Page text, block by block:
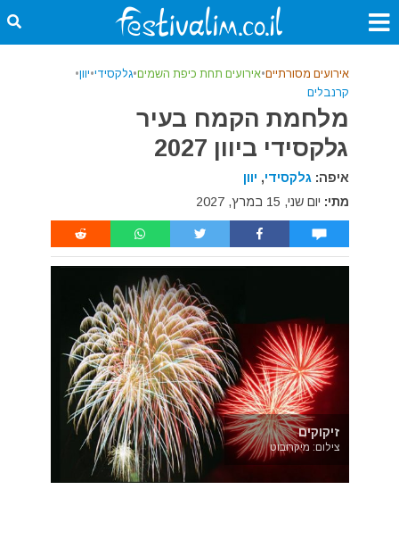
אירועים מסורתיים•אירועים תחת כיפת השמים•גלקסידי•יוון•
קרנבלים
מלחמת הקמח בעיר
גלקסידי ביוון 2027
איפה: גלקסידי, יוון
מתי: יום שני, 15 במרץ, 2027
זיקוקים
צילום: מיקרובוט